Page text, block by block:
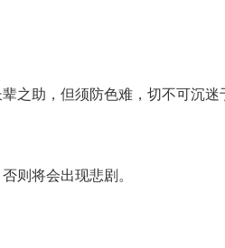
之助，但须防色难，切不可沉迷
将会出现悲剧。